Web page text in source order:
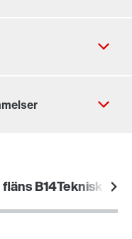
B14Teknisk